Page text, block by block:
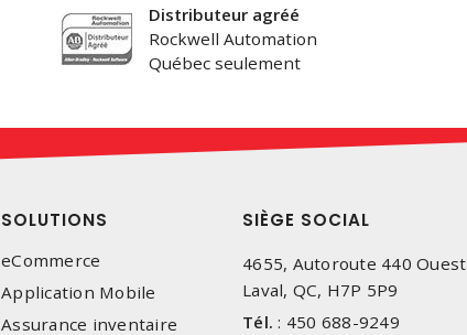
Distributeur agréé
Rockwell Automation
Québec seulement
SOLUTIONS
eCommerce
Application Mobile
Assurance inventaire
SIÈGE SOCIAL
4655, Autoroute 440 Ouest
Laval, QC, H7P 5P9
Tél. : 450 688-9249